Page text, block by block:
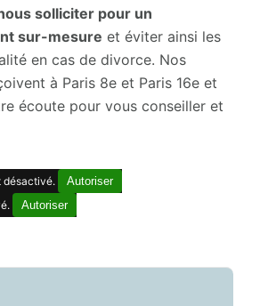
solliciter pour un
sur-mesure et éviter ainsi les
en cas de divorce. Nos
à Paris 8e et Paris 16e et
écoute pour vous conseiller et
désactivé.
Autoriser
Autoriser